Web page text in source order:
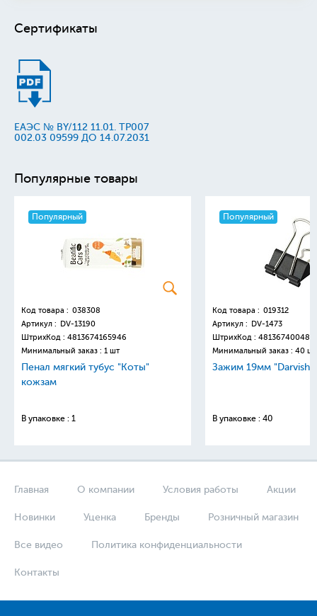
Сертификаты
ЕАЭС № BY/112 11.01. TP007
002.03 09599 ДО 14.07.2031
Популярные товары
Популярный
Код товара : 038308
Артикул : DV-13190
ШтрихКод : 4813674165946
Минимальный заказ : 1 шт
Пенал мягкий тубус "Коты"
кожзам
В упаковке : 1
Популярный
Код товара : 019312
Артикул : DV-1473
ШтрихКод :
Минимальный заказ : 40 шт
Зажим 19мм "Darvish"
В упаковке : 40
Главная О компании Условия работы Акции
Новинки Уценка Бренды Розничный магазин
Все видео Политика конфиденциальности
Контакты